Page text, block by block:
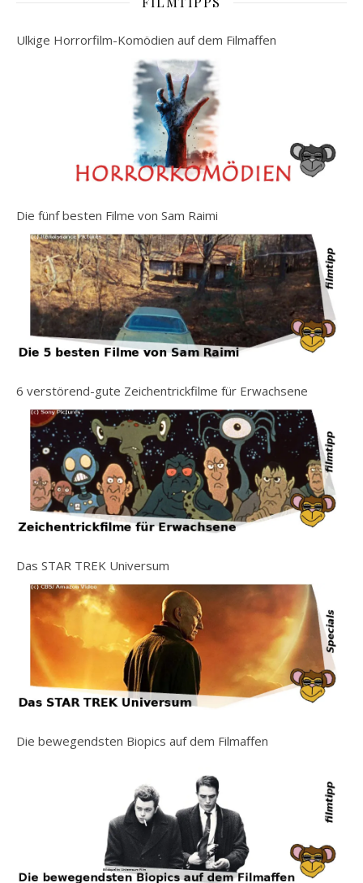
Ulkige Horrorfilm-Komödien auf dem Filmaffen
Die fünf besten Filme von Sam Raimi
6 verstörend-gute Zeichentrickfilme für Erwachsene
Das STAR TREK Universum
Die bewegendsten Biopics auf dem Filmaffen